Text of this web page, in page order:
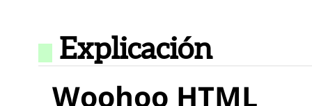
Explicación
Woohoo HTML